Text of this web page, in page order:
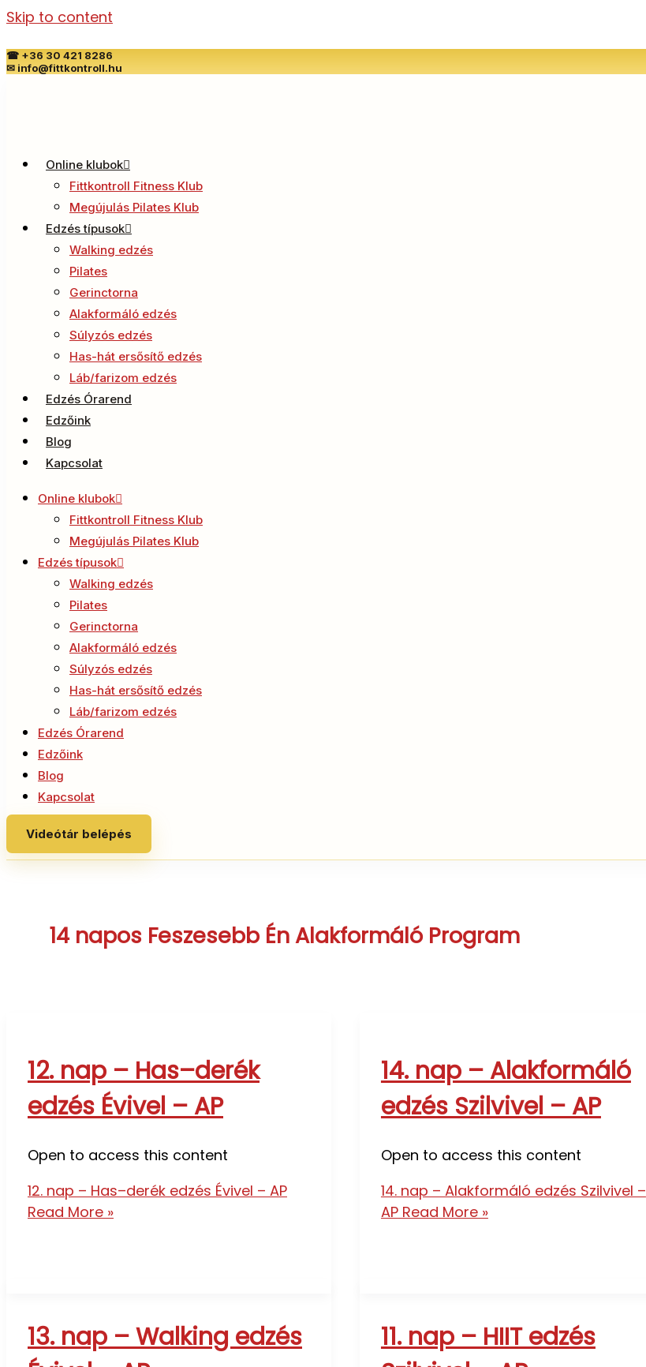
Skip to content
☎ +36 30 421 8286
✉ info@fittkontroll.hu
Online klubok
Fittkontroll Fitness Klub
Megújulás Pilates Klub
Edzés típusok
Walking edzés
Pilates
Gerinctorna
Alakformáló edzés
Súlyzós edzés
Has-hát ersősítő edzés
Láb/farizom edzés
Edzés Órarend
Edzőink
Blog
Kapcsolat
Online klubok
Fittkontroll Fitness Klub
Megújulás Pilates Klub
Edzés típusok
Walking edzés
Pilates
Gerinctorna
Alakformáló edzés
Súlyzós edzés
Has-hát ersősítő edzés
Láb/farizom edzés
Edzés Órarend
Edzőink
Blog
Kapcsolat
Videótár belépés
14 napos Feszesebb Én Alakformáló Program
12. nap – Has–derék
edzés Évivel – AP
Open to access this content
12. nap – Has–derék edzés Évivel – AP
Read More »
14. nap – Alakformáló
edzés Szilvivel – AP
Open to access this content
14. nap – Alakformáló edzés Szilvivel –
APRead More »
13. nap – Walking edzés
11. nap – HIIT edzés